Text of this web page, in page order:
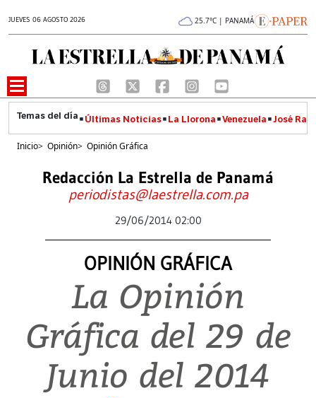
JUEVES 06 AGOSTO 2026 25.7°C | PANAMÁ
Últimas Noticias La Llorona Venezuela José
Inicio> Opinión> Opinión Gráfica
Redacción La Estrella de Panamá
periodistas@laestrella.com.pa
29/06/2014 02:00
OPINIÓN GRÁFICA
La Opinión
Gráfica del 29 de
Junio del 2014